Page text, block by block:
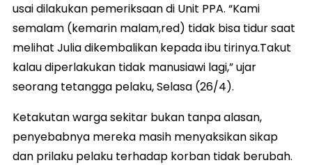
usai dilakukan pemeriksaan di Unit PPA. “Kami
semalam (kemarin malam,red) tidak bisa tidur saat
melihat Julia dikembalikan kepada ibu tirinya.Takut
kalau diperlakukan tidak manusiawi lagi,” ujar
seorang tetangga pelaku, Selasa (26/4).
Ketakutan warga sekitar bukan tanpa alasan,
penyebabnya mereka masih menyaksikan sikap
dan prilaku pelaku terhadap korban tidak berubah.